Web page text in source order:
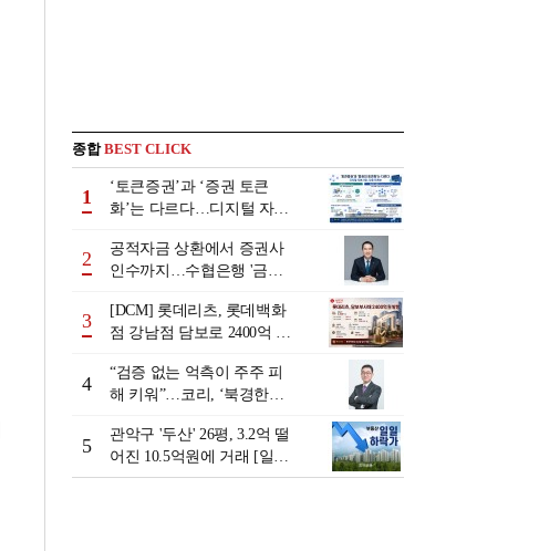
종합BEST CLICK
1
‘토큰증권’과 ‘증권 토큰
화’는 다르다…디지털 자본
2
공적자금 상환에서 증권사
인수까지…수협은행 '금융
행 금융그룹의 꿈①]
3
[DCM] 롯데리츠, 롯데백화
점 강남점 담보로 2400억 조
4
“검증 없는 억측이 주주 피
해 키워”…코리, ‘북경한미
5
관악구 '두산' 26평, 3.2억 떨
어진 10.5억원에 거래 [일일
하락가]